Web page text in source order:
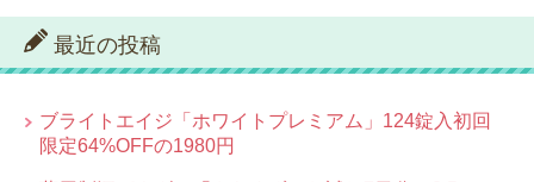
最近の投稿
ブライトエイジ「ホワイトプレミアム」124錠入初回
限定64%OFFの1980円